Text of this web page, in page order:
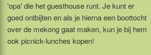
'opa' die het guesthouse runt. Je kunt er
goed ontbijten en als je hierna een boottocht
over de mekong gaat maken, kun je bij hem
ook picnick-lunches kopen!